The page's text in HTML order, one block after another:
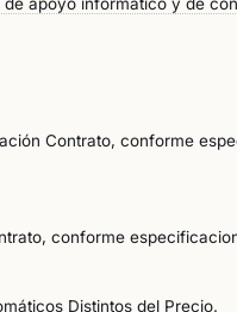
Contrato, conforme
conforme
Distintos del Precio.